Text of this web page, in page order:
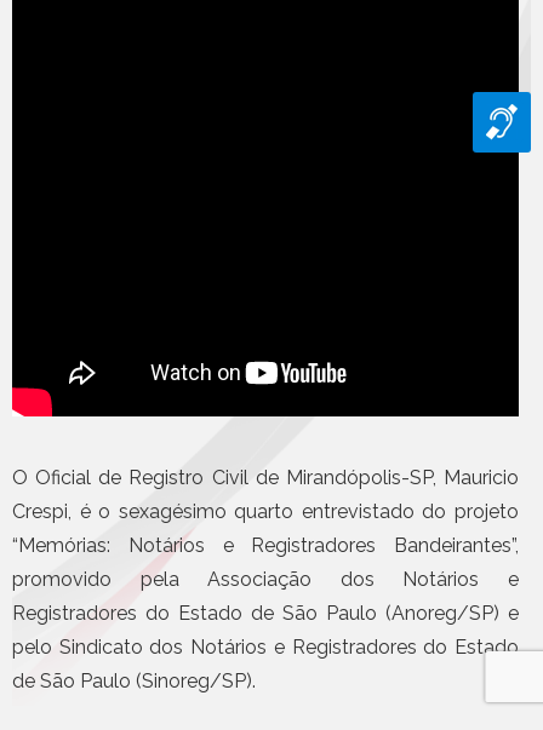
O Oficial de Registro Civil de Mirandópolis-SP, Mauricio
Crespi, é o sexagésimo quarto entrevistado do projeto
“Memórias: Notários e Registradores Bandeirantes”,
promovido pela Associação dos Notários e
Registradores do Estado de São Paulo (Anoreg/SP) e
pelo Sindicato dos Notários e Registradores do Estado
de São Paulo (Sinoreg/SP).